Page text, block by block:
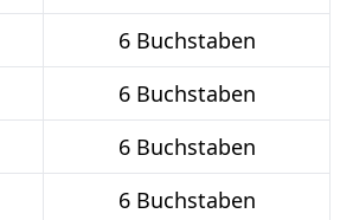
6 Buchstaben
6 Buchstaben
6 Buchstaben
6 Buchstaben